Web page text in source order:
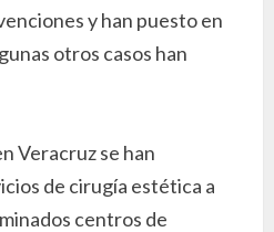
y han puesto en
otros casos han
Veracruz se han
de cirugía estética a
centros de